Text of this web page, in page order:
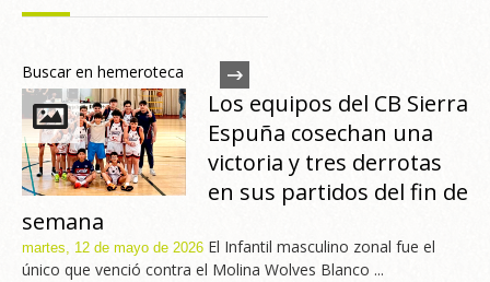
Buscar en hemeroteca
Los equipos del CB Sierra
Espuña cosechan una
victoria y tres derrotas
en sus partidos del fin de
semana
martes, 12 de mayo de 2026 El Infantil masculino zonal fue el
único que venció contra el Molina Wolves Blanco ...